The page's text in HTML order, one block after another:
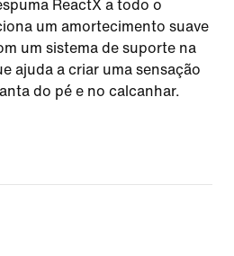
ReactX a todo o
um amortecimento suave
um sistema de suporte na
ajuda a criar uma sensação
do pé e no calcanhar.